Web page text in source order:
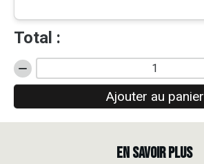
Total :
quantité
de
Quad
Ajouter au panier
EN SAVOIR PLUS